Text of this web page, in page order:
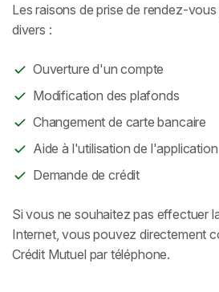
Les raisons de prise de rendez-
divers :
Ouverture d'un compte
Modification des plafonds
Changement de carte bancaire
Aide à l'utilisation de l'application
Demande de crédit
Si vous ne souhaitez pas effectuer
Internet, vous pouvez directement
Crédit Mutuel par téléphone.